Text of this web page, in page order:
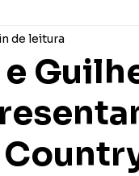
de leitura